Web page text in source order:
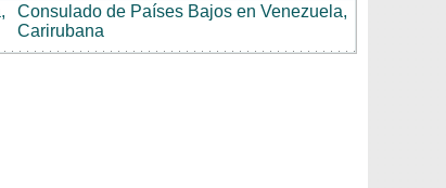
Consulado de Países Bajos en Venezuela,
Carirubana